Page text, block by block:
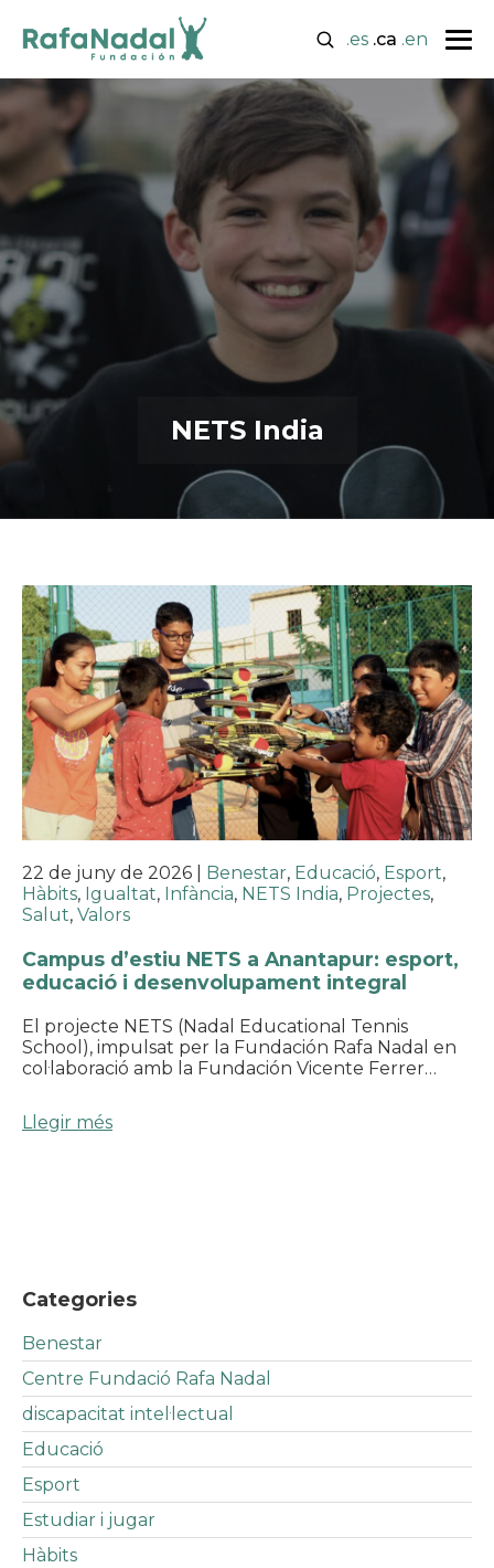
.es .ca .en
NETS India
22 de juny de 2026 Benestar, Educació, Esport,
Hàbits, Igualtat, Infància, NETS India, Projectes,
Salut, Valors
Campus d’estiu NETS a Anantapur: esport,
educació i desenvolupament integral
El projecte NETS (Nadal Educational Tennis
School), impulsat per la Fundación Rafa Nadal en
col·laboració amb la Fundación Vicente Ferrer…
Llegir més
Categories
Benestar
Centre Fundació Rafa Nadal
discapacitat intel·lectual
Educació
Esport
Estudiar i jugar
Hàbits